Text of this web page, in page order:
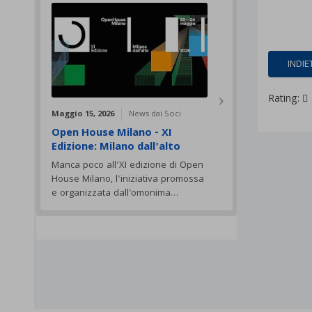
Maggio 15, 2026 News dai Soci
Open House Milano - XI
Edizione: Milano dall'alto
Manca poco all’XI edizione di Open
House Milano, l'iniziativa promossa
e organizzata dall'omonima…
Rating: